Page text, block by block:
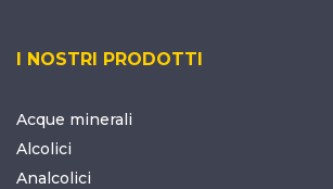
I NOSTRI PRODOTTI
Acque minerali
Alcolici
Analcolici